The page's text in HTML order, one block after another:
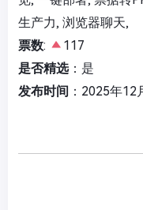
生产力, 浏览器聊天,
票数:
117
是否精选：是
发布时间 ：2025年